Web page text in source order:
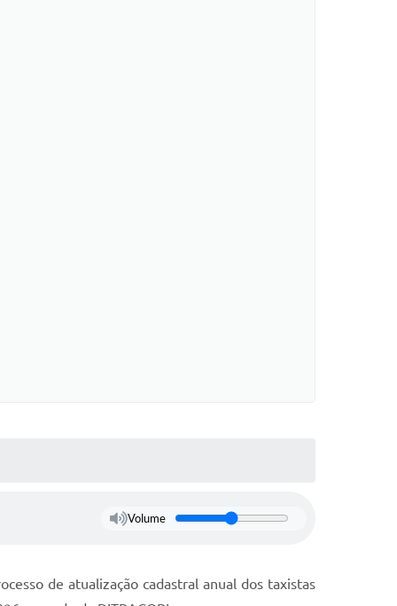
Volume
de atualização cadastral anual dos taxistas